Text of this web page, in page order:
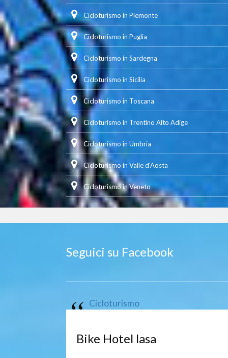
Cicloturismo in Piemonte
Cicloturismo in Puglia
Cicloturismo in Sardegna
Cicloturismo in Sicilia
Cicloturismo in Toscana
Cicloturismo in Trentino Alto Adige
Cicloturismo in Umbria
Cicloturismo in Valle d'Aosta
Cicloturismo in Veneto
Seguici su Facebook
Cicloturismo
Bike Hotel lasa